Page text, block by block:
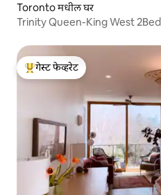
Toronto मधील घर
Trinity Queen-King West
टॉप गेस्ट फेव्हरेट
गेस्ट फेव्हरेट